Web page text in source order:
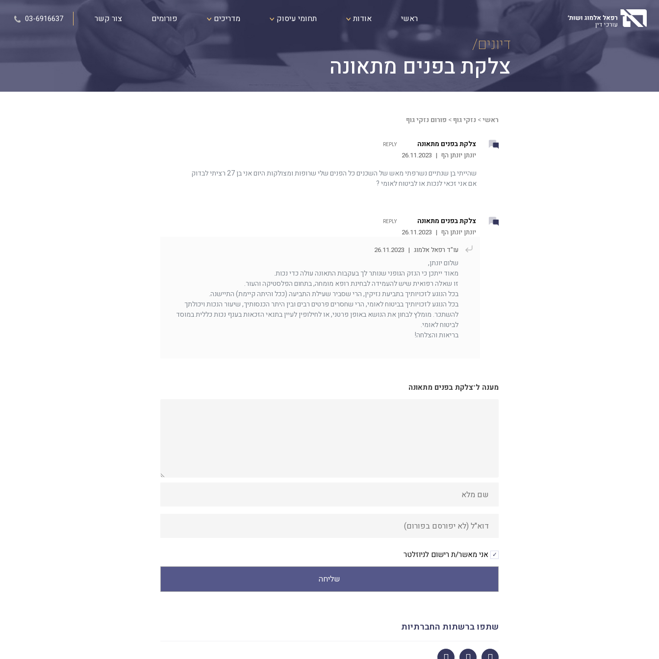
content
ראשי אודות תחומי עיסוק מדריכים פורומים צור קשר 03-6916637
דיונים/
צלקת בפנים מתאונה
ראשי> נזקי גוף> פורום נזקי גוף
צלקת בפנים מתאונה
יונתן יונתן הף |
26.11.2023
REPLY
שהייתי בן שנתיים נשרפתי מאש של השכנים כל הפנים שלי שרופות ומצולקות היום אני בן 27 רציתי לבדוק
אם אני זכאי לנכות או לביטוח לאומי ?
צלקת בפנים מתאונה
יונתן יונתן הף |
26.11.2023
REPLY
עו"ד רפאל אלמוג |
26.11.2023
שלום יונתן,
מאוד ייתכן כי הנזק הגופני שנותר לך בעקבות התאונה עולה כדי נכות.
זו שאלה רפואית שיש להעמידה לבחינת רופא מומחה, בתחום הפלסטיקה והעור.
בכל הנוגע לזכויותיך בתביעת נזיקין, הרי שסביר שעילת התביעה (ככל והיתה קיימת) התיישנה.
בכל הנוגע לזכויותיך בביטוח לאומי, הרי שחסרים פרטים רבים ובין היתר הכנסותיך, שיעור הנכות ויכולתך
להשתכר. מומלץ לבחון את הנושא באופן פרטני, או לחילופין לעיין בתנאי הזכאות בענף נכות כללית במוסד
לביטוח לאומי.
בריאות והצלחה!
מענה ל־צלקת בפנים מתאונה
אני מאשר/ת רישום לניוזלטר
שליחה
שתפו ברשתות החברתיות